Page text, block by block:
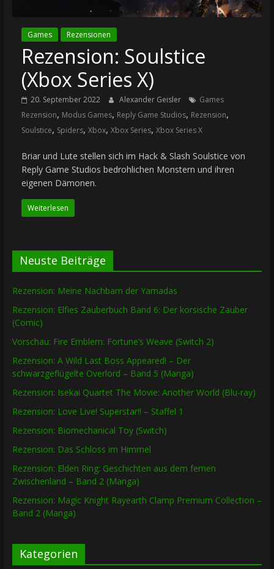
Games Rezensionen
Rezension: Soulstice
(Xbox Series X)
20. September 2022 Alexander Geisler
Games
Rezension, Modus Games, Reply Game Studios, Rezension,
Soulstice, Spiders, Xbox, Xbox Series, Xbox Series X
Briar und Lute stellen sich im Hack & Slash Soulstice von
Reply Game Studios bedrohlichen Monstern und ihren
eigenen Dämonen.
Weiterlesen
Neuste Beiträge
Rezension: Meine Nachbarn der Yamadas
Rezension: Elfies Zauberbuch Band 6: Der korsische Zauber
(Comic)
Vorschau: Fire Emblem: Fortune’s Weave (Switch 2)
Rezension: A Wild Last Boss Appeared! – Der
schwarzgeflügelte Overlord – Band 5 (Manga)
Rezension: Isekai Quartet The Movie: Another World (Blu-ray)
Rezension: Love Live! Superstar!! – Staffel 1
Rezension: Biomechanical Toy (Switch)
Rezension: Das Schloss im Himmel
Rezension: Elden Ring: Geschichten aus dem fernen
Zwischenland – Band 2 (Manga)
Rezension: Magic Knight Rayearth Clamp Premium Collection –
Band 2 (Manga)
Kategorien